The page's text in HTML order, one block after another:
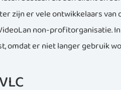
zijn er vele ontwikkelaars
non-profitorganisatie.
omdat er niet langer gebruik